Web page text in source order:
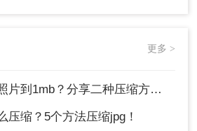
的顶部菜单栏中，点击“重新调
更多 >
到1mb？分享二种压缩方法！
压缩？5个方法压缩jpg！